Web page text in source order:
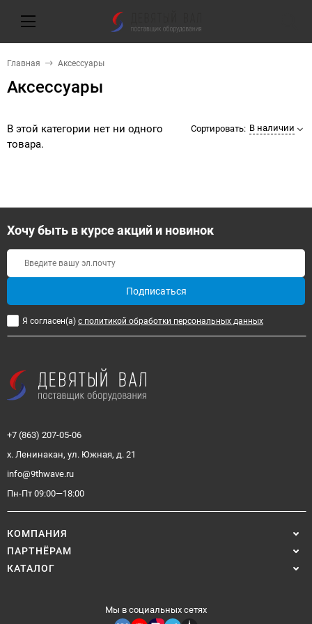
Главная Аксессуары
Аксессуары
Сортировать: В наличии
В этой категории нет ни одного
товара.
Хочу быть в курсе акций и новинок
Подписаться
Я согласен(a) с политикой обработки персональных данных
+7 (863) 207-05-06
х. Ленинакан, ул. Южная, д. 21
info@9thwave.ru
Пн-Пт 09:00—18:00
КОМПАНИЯ
ПАРТНЁРАМ
КАТАЛОГ
Мы в социальных сетях